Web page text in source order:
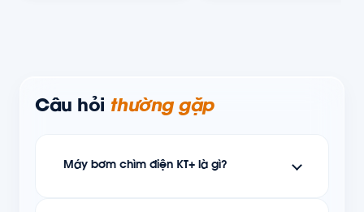
Câu hỏi thường gặp
Máy bơm chìm điện KT+ là gì?